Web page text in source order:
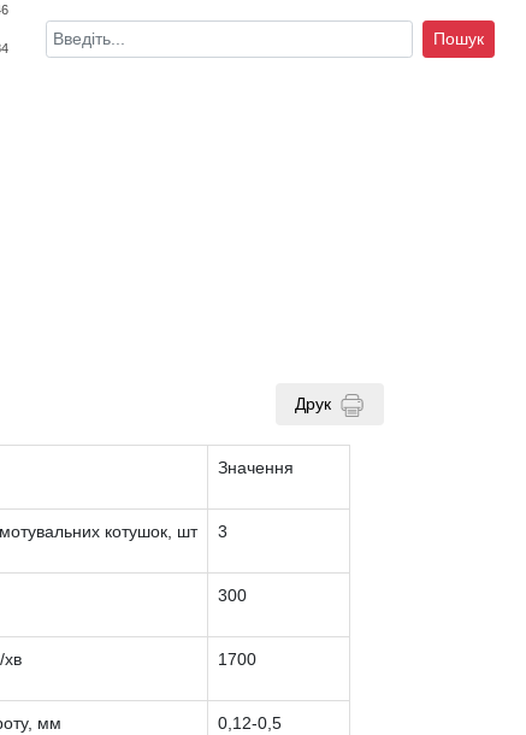
Пошук
Друк
Значення
котушок, шт 3
300
хв 1700
мм 0,12-0,5